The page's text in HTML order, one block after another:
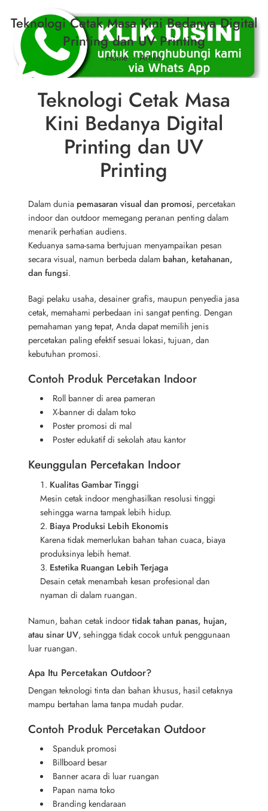
Teknologi Cetak Masa Kini Bedanya Digital
Printing dan UV Printing
Home Artikel
Teknologi Cetak Masa
Kini Bedanya Digital
Printing dan UV
Printing
Dalam dunia pemasaran visual dan promosi, percetakan
indoor dan outdoor memegang peranan penting dalam
menarik perhatian audiens.
Keduanya sama-sama bertujuan menyampaikan pesan
secara visual, namun berbeda dalam bahan, ketahanan,
dan fungsi.
Bagi pelaku usaha, desainer grafis, maupun penyedia jasa
cetak, memahami perbedaan ini sangat penting. Dengan
pemahaman yang tepat, Anda dapat memilih jenis
percetakan paling efektif sesuai lokasi, tujuan, dan
kebutuhan promosi.
Contoh Produk Percetakan Indoor
Roll banner di area pameran
X-banner di dalam toko
Poster promosi di mal
Poster edukatif di sekolah atau kantor
Keunggulan Percetakan Indoor
Kualitas Gambar Tinggi
Mesin cetak indoor menghasilkan resolusi tinggi
sehingga warna tampak lebih hidup.
Biaya Produksi Lebih Ekonomis
Karena tidak memerlukan bahan tahan cuaca, biaya
produksinya lebih hemat.
Estetika Ruangan Lebih Terjaga
Desain cetak menambah kesan profesional dan
nyaman di dalam ruangan.
Namun, bahan cetak indoortidak tahan panas, hujan,
atau sinar UV, sehingga tidak cocok untuk penggunaan
luar ruangan.
Apa Itu Percetakan Outdoor?
Dengan teknologi tinta dan bahan khusus, hasil cetaknya
mampu bertahan lama tanpa mudah pudar.
Contoh Produk Percetakan Outdoor
Spanduk promosi
Billboard besar
Banner acara di luar ruangan
Papan nama toko
Branding kendaraan